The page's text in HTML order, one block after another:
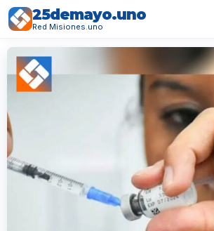
25demayo.uno
Red Misiones.uno